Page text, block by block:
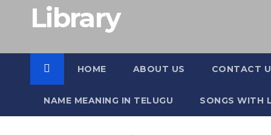
Library
HOME ABOUT US CONTACT
NAME MEANING IN TELUGU SONGS WITH